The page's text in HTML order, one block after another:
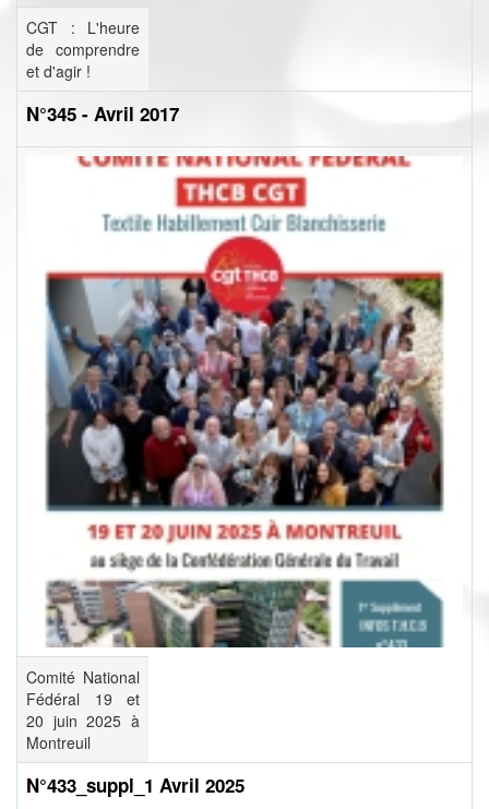
CGT : L'heure
de comprendre
et d'agir !
N°345 - Avril 2017
Comité National
Fédéral 19 et
20 juin 2025 à
Montreuil
N°433_suppl_1 Avril 2025